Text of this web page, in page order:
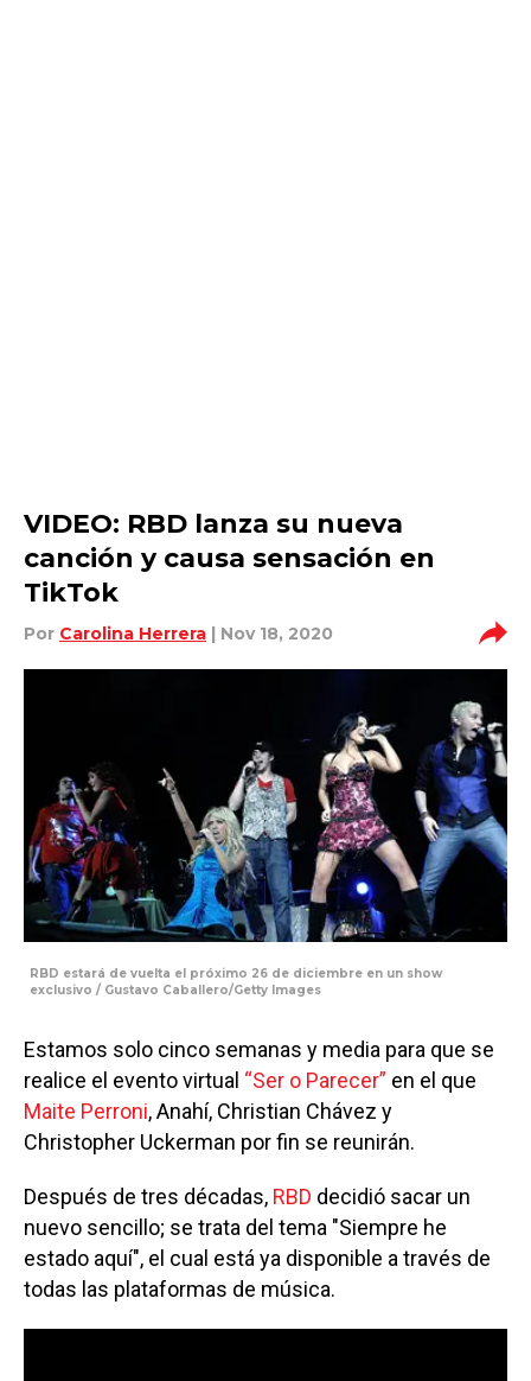
VIDEO: RBD lanza su nueva
canción y causa sensación en
TikTok
Por Carolina Herrera | Nov 18, 2020
RBD estará de vuelta el próximo 26 de diciembre en un show
exclusivo / Gustavo Caballero/Getty Images
Estamos solo cinco semanas y media para que se
realice el evento virtual “Ser o Parecer” en el que
Maite Perroni, Anahí, Christian Chávez y
Christopher Uckerman por fin se reunirán.
Después de tres décadas, RBD decidió sacar un
nuevo sencillo; se trata del tema "Siempre he
estado aquí", el cual está ya disponible a través de
todas las plataformas de música.